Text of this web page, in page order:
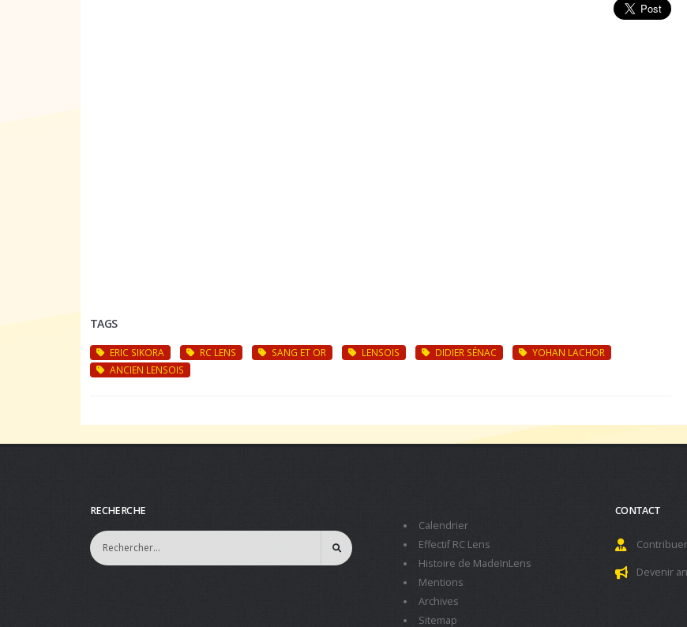
TAGS
ERIC SIKORA RC LENS SANG ET OR LENSOIS DIDIER SÉNAC
YOHAN LACHOR
ANCIEN LENSOIS
RECHERCHE
Calendrier
Effectif RC Lens
Histoire de MadeInLens
Mentions
Archives
Sitemap
CONTACT
Devenir